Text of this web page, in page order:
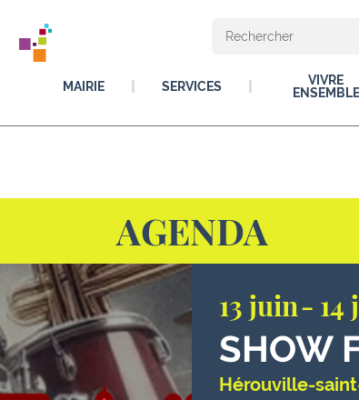
MAIRIE SERVICES
VIVRE
ENSEMBLE
AGENDA
13 juin 14
SHOW
Hérouville-